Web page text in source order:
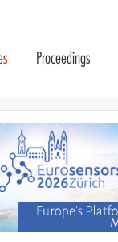
Proceedings